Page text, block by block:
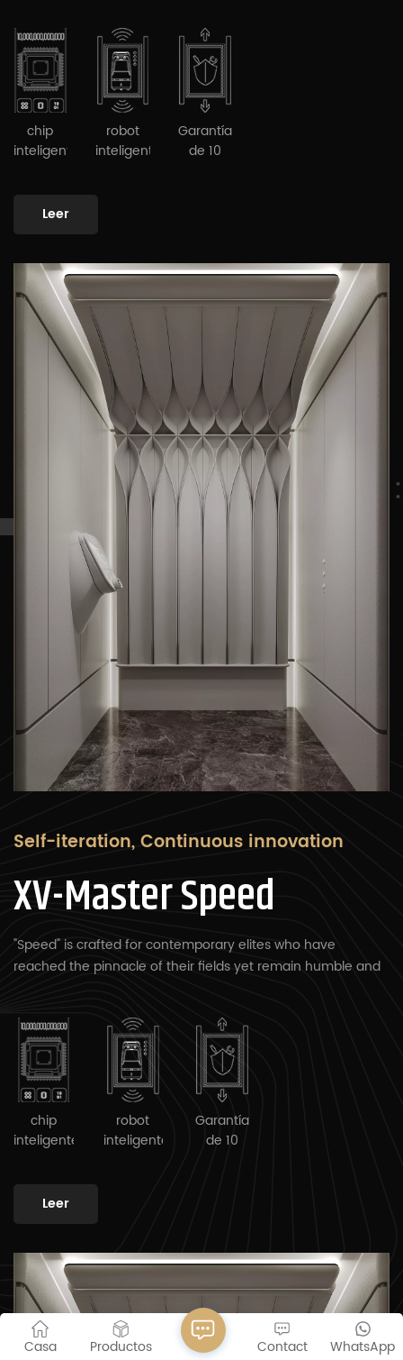
дизайна «изысканная простота» через исключительное
внимание к деталям. Это безмолвный представитель вашего
вкуса и подтверждение вашего бескомпромиссного отношения
к качеству жизни.
chip
inteligente
robot
inteligente
Garantía
de 10
Leer
Self-iteration, Continuous innovation
XV-Master Speed
"Speed" is crafted for contemporary elites who have
reached the pinnacle of their fields yet remain humble and
philosophy of "sophisticated simplicity" through an
uncompromising pursuit of detail. It stands as a silent
ambassador of your taste and a testament to your
unwavering commitment to the quality of life.
chip
inteligente
robot
inteligente
Garantía
de 10
Leer
Casa Productos WhatsApp
Contact